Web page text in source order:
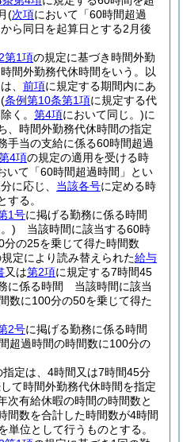
(次項において「60時間超過
ら同日を起算日とする2月後
第1項の規定に基づき時間外勤
間外勤務代休時間をいう。以
、 前項に規定する期間内にあ
(条例第10条第1項に規定する代
く。 第4項において同じ。)に
、時間外勤務代休時間の指定
手当の支給に係る60時間超過
4項の規定の適用を受ける時
いて「60時間超過時間」とい
に応じ、 当該各号に定める時
する。
1号に掲げる勤務に係る時間
) 当該時間に該当する60時
の25を乗じて得た時間数
定により読み替えられた給与
又は第2項に規定する7時間45
に係る時間 当該時間に該当
数に100分の50を乗じて得た
2号に掲げる勤務に係る時間
超過時間の時間数に100分の
定は、4時間又は7時間45分
て時間外勤務代休時間を指定
次有給休暇の時間の時間数と
間数を合計した時間数が4時間
単位として行うものとする。